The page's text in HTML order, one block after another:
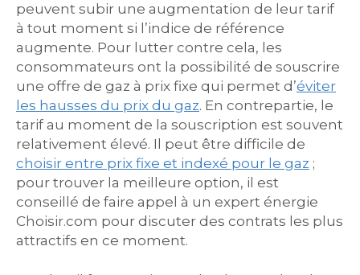
peuvent subir une augmentation de leur tarif
à tout moment si l’indice de référence
augmente. Pour lutter contre cela, les
consommateurs ont la possibilité de souscrire
une offre de gaz à prix fixe qui permet d’éviter
les hausses du prix du gaz. En contrepartie, le
tarif au moment de la souscription est souvent
relativement élevé. Il peut être difficile de
choisir entre prix fixe et indexé pour le gaz ;
pour trouver la meilleure option, il est
conseillé de faire appel à un expert énergie
Choisir.com pour discuter des contrats les plus
attractifs en ce moment.